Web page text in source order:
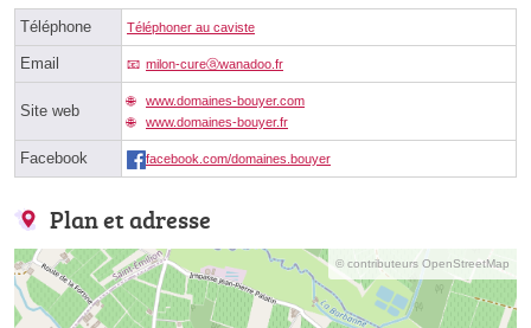
Téléphone Téléphoner au caviste
Email milon-cureⓐwanadoo.fr
Site web
www.domaines-bouyer.com
www.domaines-bouyer.fr
Facebook facebook.com/domaines.bouyer
Plan et adresse
© contributeurs OpenStreetMap